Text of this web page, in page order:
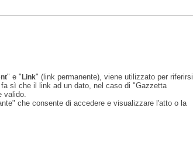
" e "Link" (link permanente), viene utilizzato per riferirsi
sì che il link ad un dato, nel caso di "Gazzetta
valido.
che consente di accedere e visualizzare l'atto o la